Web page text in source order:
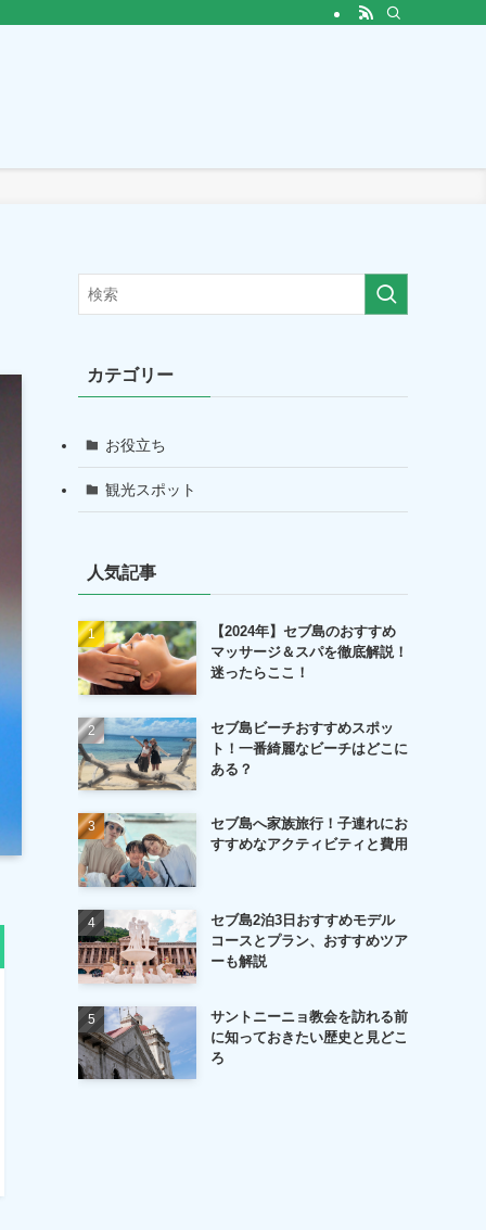
カテゴリー
お役立ち
観光スポット
人気記事
【2024年】セブ島のおすすめ
マッサージ＆スパを徹底解説！
迷ったらここ！
セブ島ビーチおすすめスポッ
ト！一番綺麗なビーチはどこに
ある？
セブ島へ家族旅行！子連れにお
すすめなアクティビティと費用
セブ島2泊3日おすすめモデル
コースとプラン、おすすめツア
ーも解説
サントニーニョ教会を訪れる前
に知っておきたい歴史と見どこ
ろ